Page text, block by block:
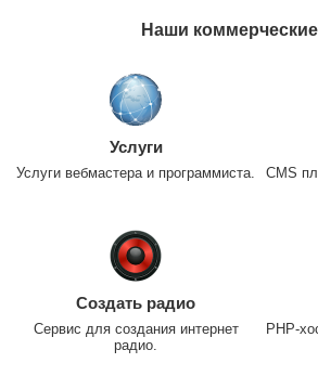
Наши коммерческие
Услуги
Услуги вебмастера и программиста.
CMS
Создать радио
Сервис для создания интернет
радио.
PHP-